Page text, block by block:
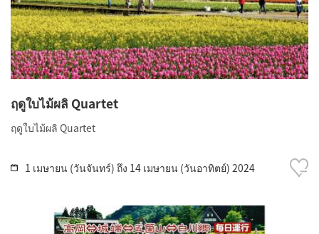
ฤดูใบไม้ผลิ Quartet
ฤดูใบไม้ผลิ Quartet
1 เมษายน (วันจันทร์) ถึง 14 เมษายน (วันอาทิตย์) 2024